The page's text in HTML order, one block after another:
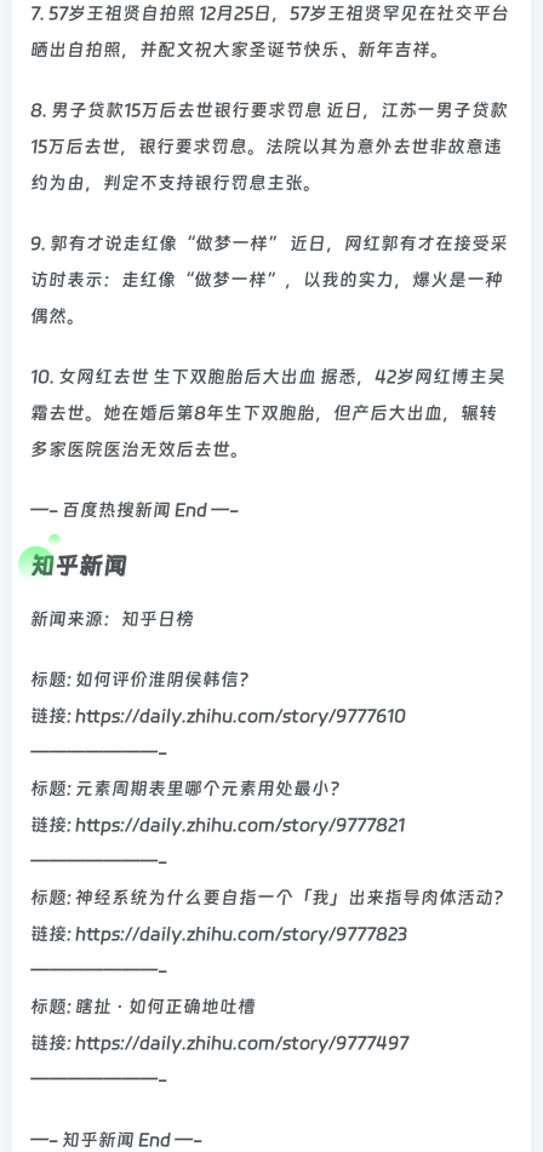
7. 57岁王祖贤自拍照 12月25日，57岁王祖贤罕见在社交平台
晒出自拍照，并配文祝大家圣诞节快乐、新年吉祥。
8. 男子贷款15万后去世银行要求罚息 近日，江苏一男子贷款
15万后去世，银行要求罚息。法院以其为意外去世非故意违
约为由，判定不支持银行罚息主张。
9. 郭有才说走红像“做梦一样” 近日，网红郭有才在接受采
访时表示：走红像“做梦一样”，以我的实力，爆火是一种
偶然。
10. 女网红去世 生下双胞胎后大出血 据悉，42岁网红博主吴
霜去世。她在婚后第8年生下双胞胎，但产后大出血，辗转
多家医院医治无效后去世。
—- 百度热搜新闻 End —-
知乎新闻
新闻来源：知乎日榜
标题: 如何评价淮阴侯韩信？
链接: https://daily.zhihu.com/story/9777610
———————-
标题: 元素周期表里哪个元素用处最小？
链接: https://daily.zhihu.com/story/9777821
———————-
标题: 神经系统为什么要自指一个「我」出来指导肉体活动？
链接: https://daily.zhihu.com/story/9777823
———————-
标题: 瞎扯 · 如何正确地吐槽
链接: https://daily.zhihu.com/story/9777497
———————-
—- 知乎新闻 End —-